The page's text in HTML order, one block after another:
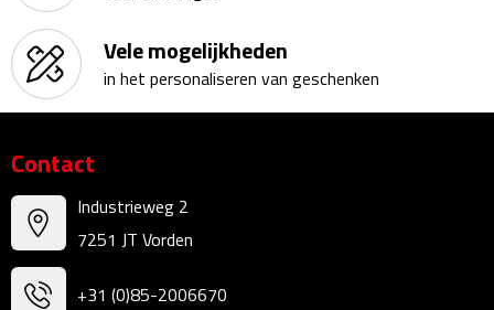
Beurs & Evenementen
Banners
Barmatten
Naambadges & naamkaarthouders
Stickers
Visitekaartjes
Vele mogelijkheden
in het personaliseren van geschenken
Contact
Industrieweg 2
7251 JT Vorden
+31 (0)85-2006670